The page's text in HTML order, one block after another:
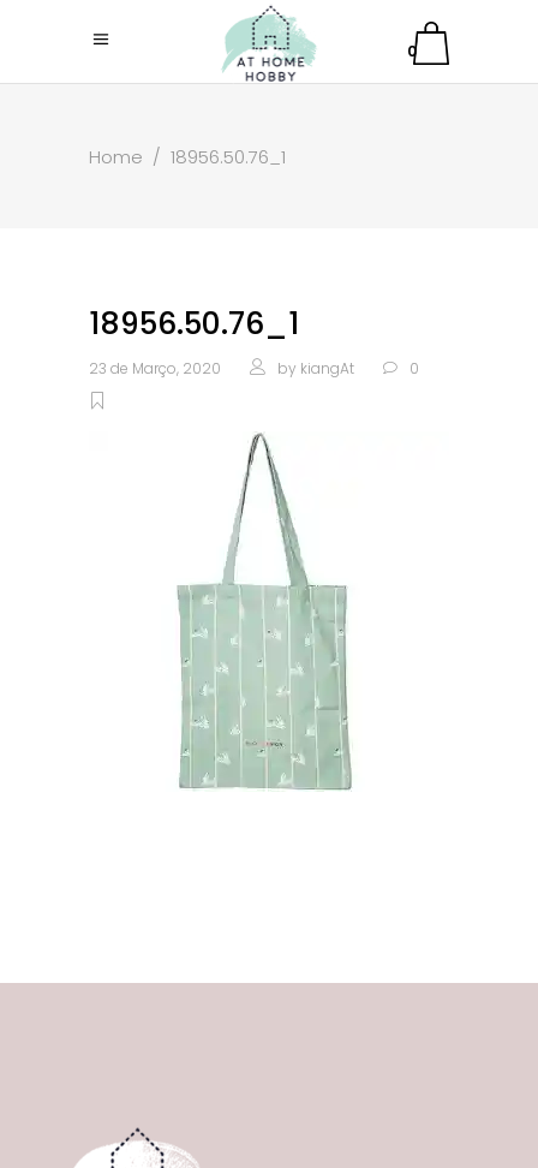
0
Home / 18956.50.76_1
18956.50.76_1
23 de Março, 2020 by kiangAt 0